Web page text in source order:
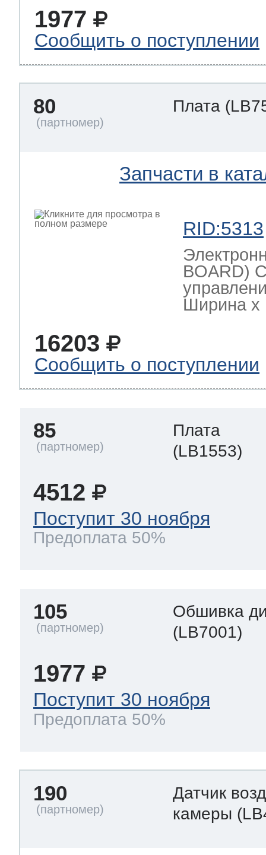
1977
Сообщить о поступлении
80 Плата
Запчасти в
RID:5313
BOARD)
Ширина х
16203
Сообщить о поступлении
85
Плата
(LB1553)
4512
Поступит 30 ноября
Предоплата 50%
105
Обшивка
(LB7001)
1977
Поступит 30 ноября
Предоплата 50%
190
Датчик
камеры